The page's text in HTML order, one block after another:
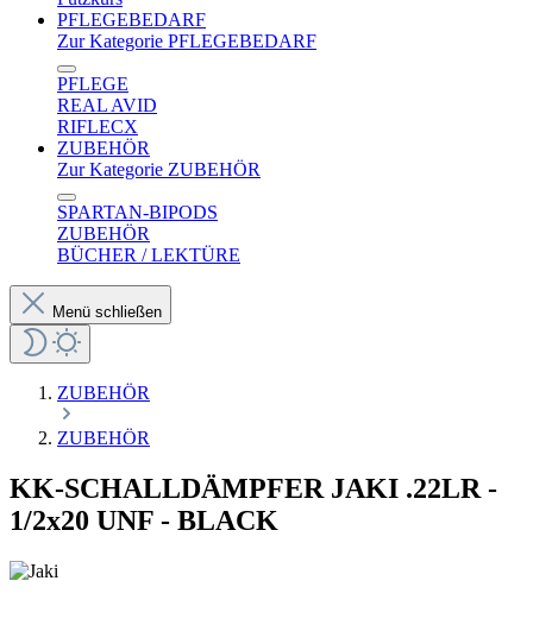
PFLEGEBEDARF
Zur Kategorie PFLEGEBEDARF
PFLEGE
REAL AVID
RIFLECX
ZUBEHÖR
Zur Kategorie ZUBEHÖR
SPARTAN-BIPODS
ZUBEHÖR
BÜCHER / LEKTÜRE
Menü schließen
ZUBEHÖR
ZUBEHÖR
KK-SCHALLDÄMPFER JAKI .22LR -
1/2x20 UNF - BLACK